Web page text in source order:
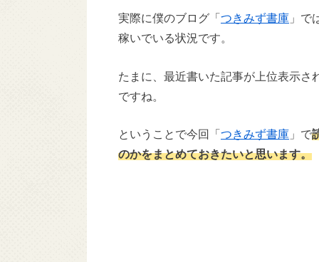
実際に僕のブログ「 つきみず書庫 」で
稼いでいる状況です。
たまに、最近書いた記事が上位表示さ
ですね。
ということで今回「 つきみず書庫 」で
のかをまとめておきたいと思います。